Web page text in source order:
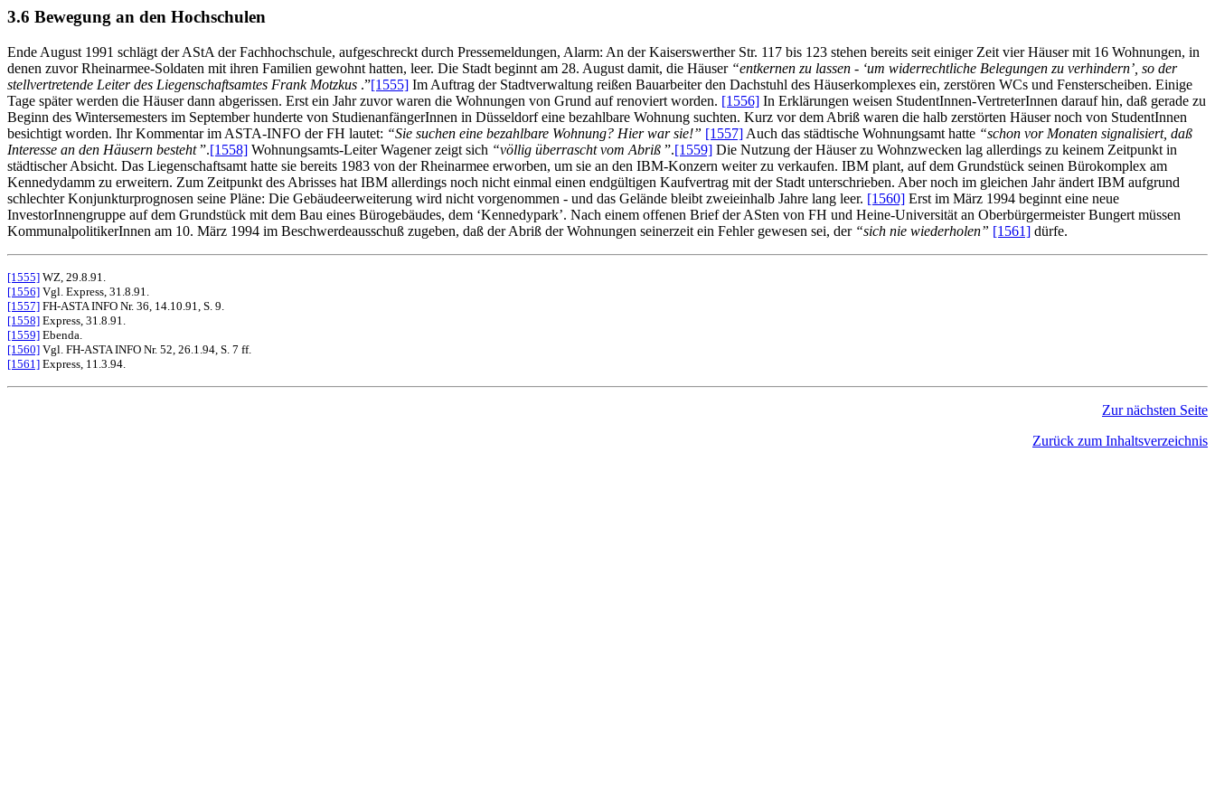
3.6 Bewegung an den Hochschulen
Ende August 1991 schlägt der AStA der Fachhochschule, aufgeschreckt durch Pressemeldungen, Alarm: An der Kaiserswerther Str. 117 bis 123 stehen bereits seit einiger Zeit vier Häuser mit 16 Wohnungen, in
denen zuvor Rheinarmee-Soldaten mit ihren Familien gewohnt hatten, leer. Die Stadt beginnt am 28. August damit, die Häuser “entkernen zu lassen - ‘um widerrechtliche Belegungen zu verhindern’, so der
stellvertretende Leiter des Liegenschaftsamtes Frank Motzkus .”[1555] Im Auftrag der Stadtverwaltung reißen Bauarbeiter den Dachstuhl des Häuserkomplexes ein, zerstören WCs und Fensterscheiben. Einige
Tage später werden die Häuser dann abgerissen. Erst ein Jahr zuvor waren die Wohnungen von Grund auf renoviert worden. [1556] In Erklärungen weisen StudentInnen-VertreterInnen darauf hin, daß gerade zu
Beginn des Wintersemesters im September hunderte von StudienanfängerInnen in Düsseldorf eine bezahlbare Wohnung suchten. Kurz vor dem Abriß waren die halb zerstörten Häuser noch von StudentInnen
besichtigt worden. Ihr Kommentar im ASTA-INFO der FH lautet: “Sie suchen eine bezahlbare Wohnung? Hier war sie!” [1557] Auch das städtische Wohnungsamt hatte “schon vor Monaten signalisiert, daß
Interesse an den Häusern besteht”.[1558] Wohnungsamts-Leiter Wagener zeigt sich “völlig überrascht vom Abriß ”.[1559] Die Nutzung der Häuser zu Wohnzwecken lag allerdings zu keinem Zeitpunkt in
städtischer Absicht. Das Liegenschaftsamt hatte sie bereits 1983 von der Rheinarmee erworben, um sie an den IBM-Konzern weiter zu verkaufen. IBM plant, auf dem Grundstück seinen Bürokomplex am
Kennedydamm zu erweitern. Zum Zeitpunkt des Abrisses hat IBM allerdings noch nicht einmal einen endgültigen Kaufvertrag mit der Stadt unterschrieben. Aber noch im gleichen Jahr ändert IBM aufgrund
schlechter Konjunkturprognosen seine Pläne: Die Gebäudeerweiterung wird nicht vorgenommen - und das Gelände bleibt zweieinhalb Jahre lang leer. [1560] Erst im März 1994 beginnt eine neue
InvestorInnengruppe auf dem Grundstück mit dem Bau eines Bürogebäudes, dem ‘Kennedypark’. Nach einem offenen Brief der ASten von FH und Heine-Universität an Oberbürgermeister Bungert müssen
KommunalpolitikerInnen am 10. März 1994 im Beschwerdeausschuß zugeben, daß der Abriß der Wohnungen seinerzeit ein Fehler gewesen sei, der “sich nie wiederholen” [1561] dürfe.
[1555] WZ, 29.8.91.
[1556] Vgl. Express, 31.8.91.
[1557] FH-ASTA INFO Nr. 36, 14.10.91, S. 9.
[1558] Express, 31.8.91.
[1559] Ebenda.
[1560] Vgl. FH-ASTA INFO Nr. 52, 26.1.94, S. 7 ff.
[1561] Express, 11.3.94.
Zur nächsten Seite
Zurück zum Inhaltsverzeichnis